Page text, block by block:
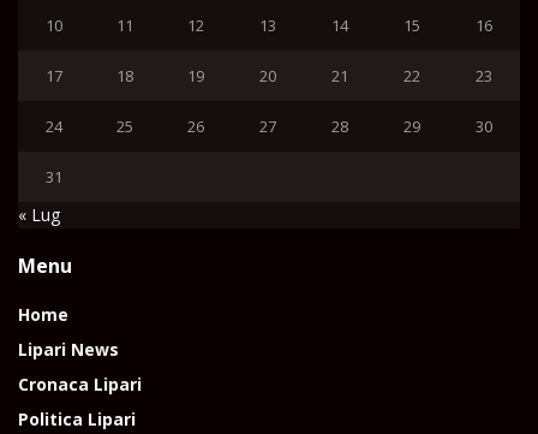
10 11 12 13 14 15 16
17 18 19 20 21 22 23
24 25 26 27 28 29 30
31
« Lug
Menu
Home
Lipari News
Cronaca Lipari
Politica Lipari